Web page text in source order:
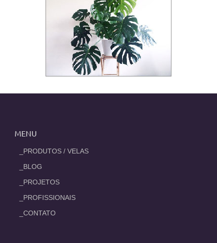
MENU
_PRODUTOS / VELAS
_BLOG
_PROJETOS
_PROFISSIONAIS
_CONTATO